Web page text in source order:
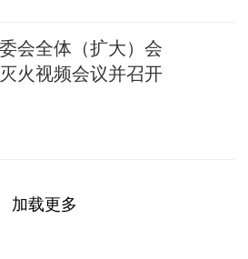
会全体（扩大）会
火视频会议并召开
加载更多